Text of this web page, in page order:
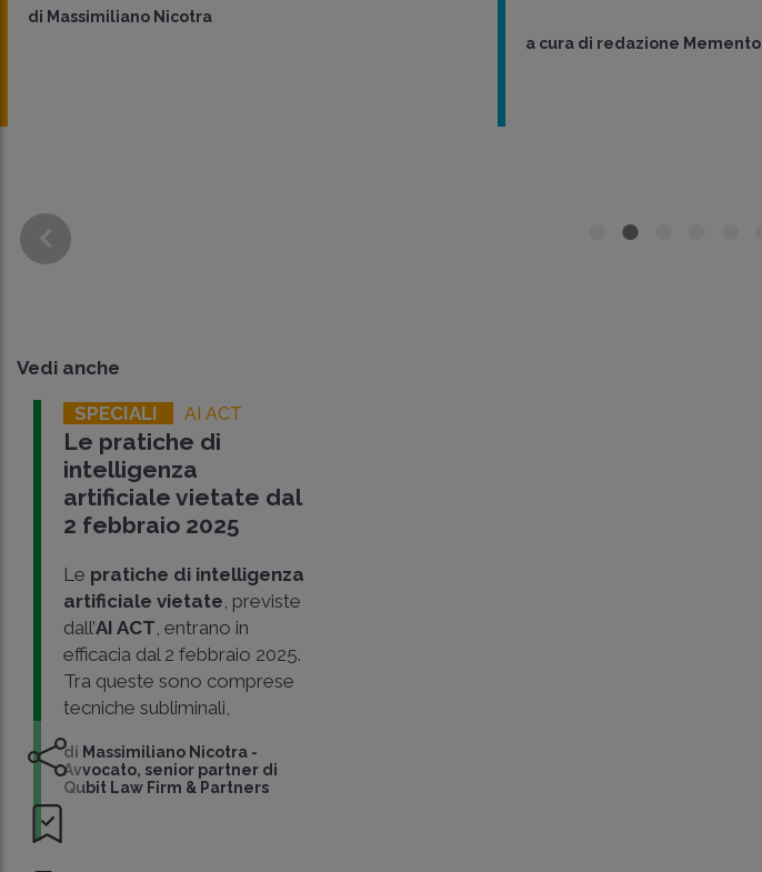
di Massimiliano Nicotra
a cura di redazione Memento
Vedi anche
SPECIALI AI ACT
Le pratiche di
intelligenza
artificiale vietate dal
2 febbraio 2025
Le pratiche di intelligenza
artificiale vietate , previste
dall’AI ACT , entrano in
efficacia dal 2 febbraio 2025.
Tra queste sono comprese
tecniche subliminali,
di Massimiliano Nicotra -
Avvocato, senior partner di
Qubit Law Firm & Partners